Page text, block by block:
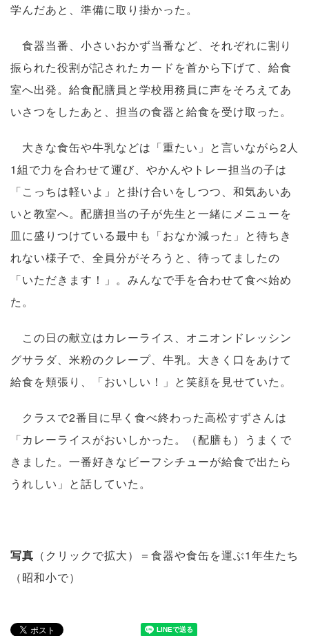
学んだあと、準備に取り掛かった。
食器当番、小さいおかず当番など、それぞれに割り
振られた役割が記されたカードを首から下げて、給食
室へ出発。給食配膳員と学校用務員に声をそろえてあ
いさつをしたあと、担当の食器と給食を受け取った。
大きな食缶や牛乳などは「重たい」と言いながら2人
1組で力を合わせて運び、やかんやトレー担当の子は
「こっちは軽いよ」と掛け合いをしつつ、和気あいあ
いと教室へ。配膳担当の子が先生と一緒にメニューを
皿に盛りつけている最中も「おなか減った」と待ちき
れない様子で、全員分がそろうと、待ってましたの
「いただきます！」。みんなで手を合わせて食べ始め
た。
この日の献立はカレーライス、オニオンドレッシン
グサラダ、米粉のクレープ、牛乳。大きく口をあけて
給食を頬張り、「おいしい！」と笑顔を見せていた。
クラスで2番目に早く食べ終わった高松すずさんは
「カレーライスがおいしかった。（配膳も）うまくで
きました。一番好きなビーフシチューが給食で出たら
うれしい」と話していた。
写真 （クリックで拡大）＝食器や食缶を運ぶ1年生たち
（昭和小で）